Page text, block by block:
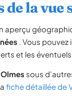
de la
aperçu
. Vous pouvez
et les
sous
fiche détaillée de